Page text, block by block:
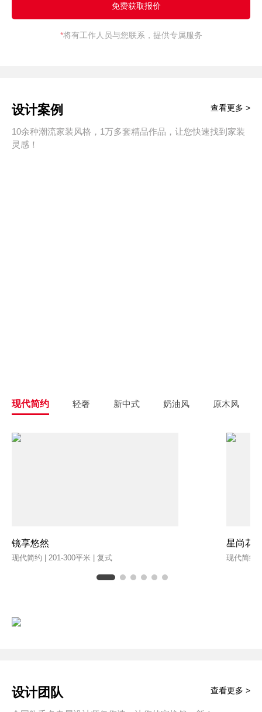
*将有工作人员与您联系，提供专属服务
设计案例
10余种潮流家装风格，1万多套精品作品，让您快速找到家装
灵感！
查看更多 >
现代简约 轻奢 新中式 奶油风 原木风
镜享悠然
现代简约 | 201-300平米 | 复式
星尚花
现代简约
设计团队 查看更多 >